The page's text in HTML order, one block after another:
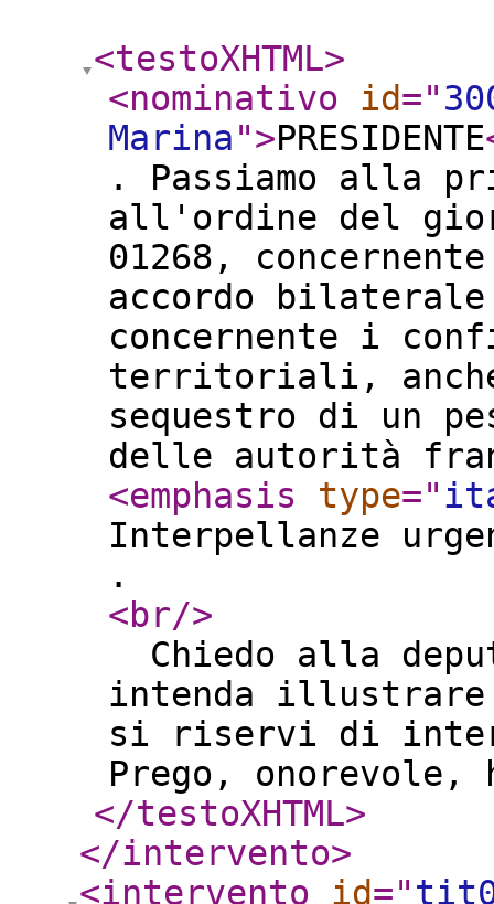
<testoXHTML>
<nominativo
id="
Marina">PRESIDENTE
. Passiamo alla
all'ordine del
01268,
accordo
concernente i
territoriali,
sequestro di un
delle autorità
<emphasis
type="
Interpellanze
.
<br/>
Chiedo alla
intenda illustrare
si riservi di
Prego,
</testoXHTML>
</intervento>
<intervento
id="